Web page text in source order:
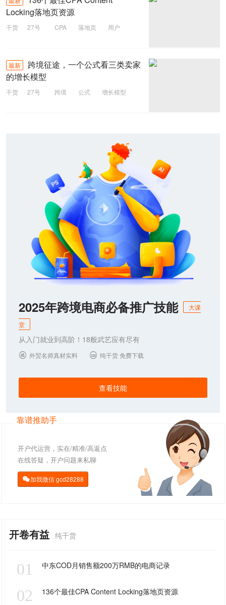
Locking落地页资源
干货 27号 CPA 落地页 用户
最新
跨境征途，一个公式看三类卖家
的增长模型
干货 27号 跨境 公式
增长模型
2025年跨境电商必备推广技能
大课
堂
从入门就业到高阶！18般武艺应有尽有
 外贸名师真材实料  纯干货 免费下载
查看技能
靠谱推助手
开户代运营，实在/精准/高返点
在线答疑，开户问题来私聊
加我微信gcd28288
开卷有益 纯干货
01 中东COD月销售额200万RMB的电商记录
02 136个最佳CPA Content Locking落地页资源